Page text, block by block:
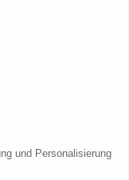
und Personalisierung